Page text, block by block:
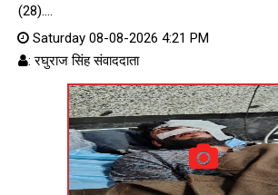
(28)....
Saturday 08-08-2026 4:21 PM
: रघुराज सिंह संवाददाता